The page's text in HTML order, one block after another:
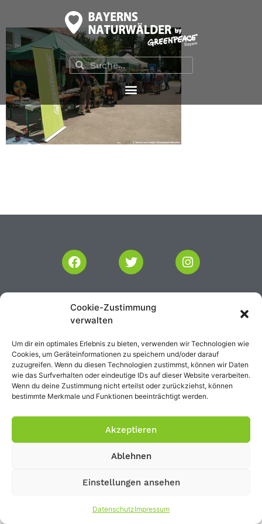
Cookie-Zustimmung
verwalten
Um dir ein optimales Erlebnis zu bieten, verwenden wir Technologien wie
Cookies, um Geräteinformationen zu speichern und/oder darauf
zuzugreifen. Wenn du diesen Technologien zustimmst, können wir Daten
wie das Surfverhalten oder eindeutige IDs auf dieser Website verarbeiten.
Wenn du deine Zustimmung nicht erteilst oder zurückziehst, können
bestimmte Merkmale und Funktionen beeinträchtigt werden.
Akzeptieren
Ablehnen
Einstellungen ansehen
DatenschutzImpressum